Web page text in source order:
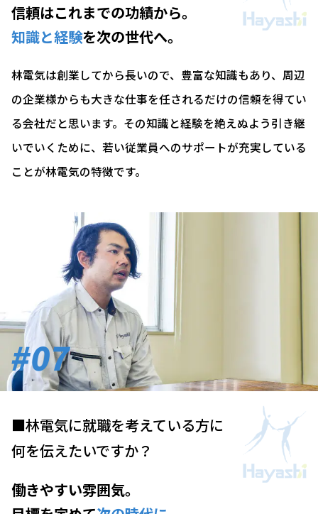
信頼はこれまでの功績から。
知識と経験を次の世代へ。
林電気は創業してから長いので、豊富な知識もあり、周辺
の企業様からも大きな仕事を任されるだけの信頼を得てい
る会社だと思います。その知識と経験を絶えぬよう引き継
いでいくために、若い従業員へのサポートが充実している
ことが林電気の特徴です。
#07
■林電気に就職を考えている方に
何を伝えたいですか？
働きやすい雰囲気。